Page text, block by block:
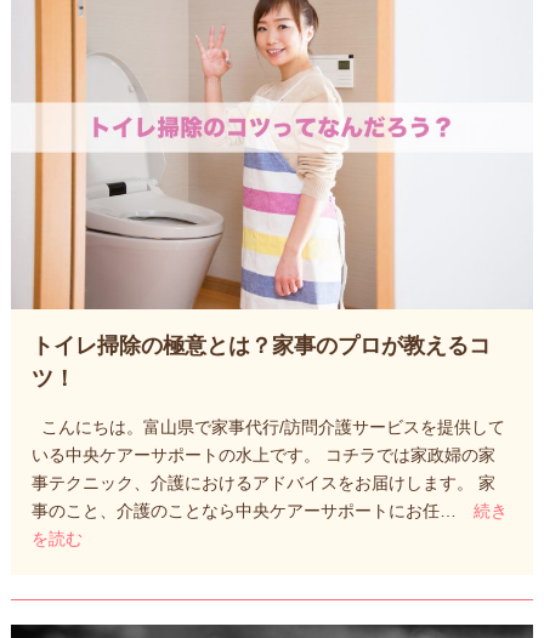
トイレ掃除の極意とは？家事のプロが教えるコ
ツ！
こんにちは。富山県で家事代行/訪問介護サービスを提供して
いる中央ケアーサポートの水上です。 コチラでは家政婦の家
事テクニック、介護におけるアドバイスをお届けします。 家
事のこと、介護のことなら中央ケアーサポートにお任…
続き
を読む